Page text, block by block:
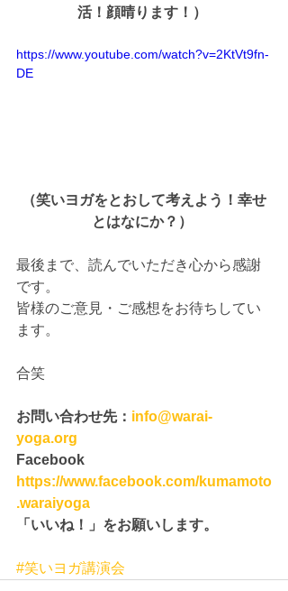
活！顔晴ります！）
https://www.youtube.com/watch?v=2KtVt9fn-
DE
（笑いヨガをとおして考えよう！幸せ
とはなにか？）
最後まで、読んでいただき心から感謝
です。
皆様のご意見・ご感想をお待ちしてい
ます。
合笑
お問い合わせ先： info@warai-
yoga.org
Facebook
https://www.facebook.com/kumamoto
.waraiyoga
「いいね！」をお願いします。
#笑いヨガ講演会